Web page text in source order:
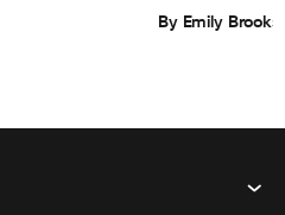
By Emily Brooks